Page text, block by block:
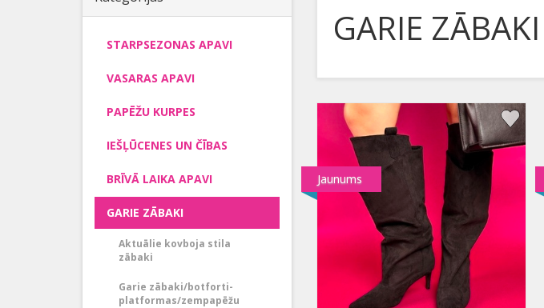
STARPSEZONAS APAVI
VASARAS APAVI
PAPĒŽU KURPES
IEŠĻŪCENES UN ČĪBAS
BRĪVĀ LAIKA APAVI
GARIE ZĀBAKI
Aktuālie kovboja stila
zābaki
Garie zābaki/botforti-
platformas/zempapēžu
GARIE ZĀBAKI
Jaunums